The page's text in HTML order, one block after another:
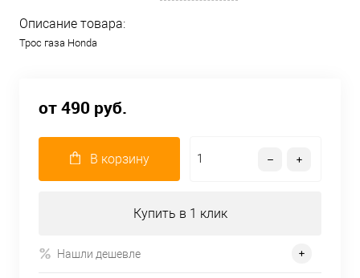
Описание товара:
Трос газа Honda
от 490 руб.
В корзину
Купить в 1 клик
Нашли дешевле